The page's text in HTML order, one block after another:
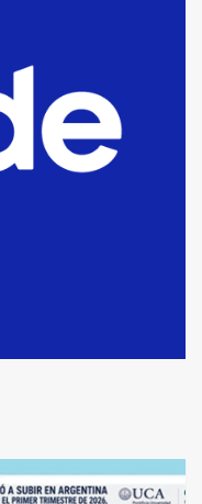
drogas en la
el edificio de
Industrial del